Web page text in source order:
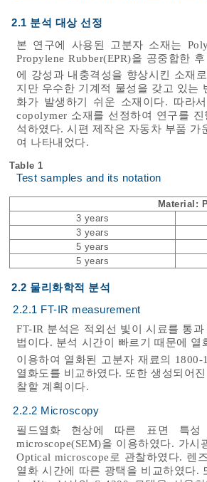
2.1 분석 대상 선정
본 연구에 사용된 고분자 소재는
Propylene Rubber(EPR)을 공중합한
에 강성과 내충격성을 향상시킨 소재
지만 우수한 기계적 물성을 갖고 있는
화가 발생하기 쉬운 소재이다. 따라
copolymer 소재를 선정하여 연구를
석하였다. 시편 제작은 자동차 부품
여 나타내었다.
Table 1
Test samples and its notation
Material:
3 years
3 years
5 years
5 years
2.2 물리화학적 분석
2.2.1 FT-IR measurement
FT-IR 분석은 적외선 빛이 시료를 통
법이다. 분석 시간이 빠르기 때문에
이용하여 열화된 고분자 재료의 1800-
열화도를 비교하였다. 또한 생성되어
찰할 계획이다.
2.2.2 Microscopy
필드열화 현상에 따른 표면 특성
microscope(SEM)을 이용하였다. 가
Optical microscope로 관찰하였다. 렌
열화 시간에 따른 광택을 비교하였다.